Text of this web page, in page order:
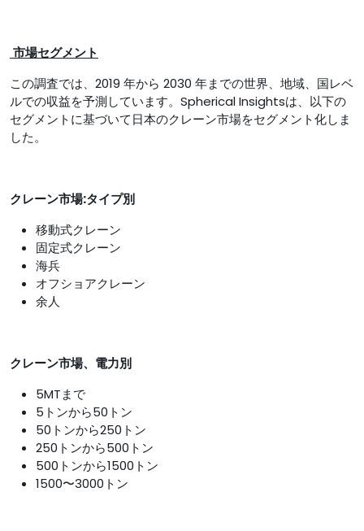
市場セグメント
この調査では、2019 年から 2030 年までの世界、地域、国レベ
ルでの収益を予測しています。Spherical Insightsは、以下の
セグメントに基づいて日本のクレーン市場をセグメント化しま
した。
クレーン市場:タイプ別
移動式クレーン
固定式クレーン
海兵
オフショアクレーン
余人
クレーン市場、電力別
5MTまで
5トンから50トン
50トンから250トン
250トンから500トン
500トンから1500トン
1500〜3000トン